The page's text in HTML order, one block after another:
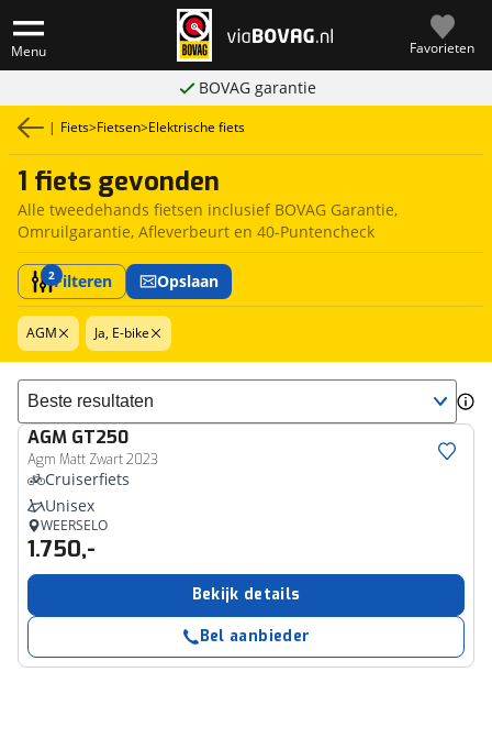
Menu Favorieten
BOVAG garantie
| Fiets>Fietsen>Elektrische fiets
1 fiets gevonden
Alle tweedehands fietsen inclusief BOVAG Garantie,
Omruilgarantie, Afleverbeurt en 40-Puntencheck
2Filteren Opslaan
AGM Ja, E-bike
Sorteer resultaten
AGM GT250
Agm Matt Zwart 2023
Cruiserfiets
Unisex
WEERSELO
1.750,-
Bekijk details
Bel aanbieder